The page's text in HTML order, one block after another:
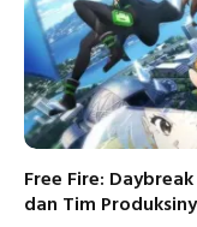
Free Fire:
dan Tim